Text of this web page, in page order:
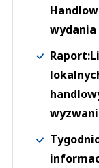
wydania